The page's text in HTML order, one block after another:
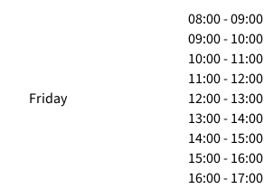
Friday
08:00 - 09:00
09:00 - 10:00
10:00 - 11:00
11:00 - 12:00
12:00 - 13:00
13:00 - 14:00
14:00 - 15:00
15:00 - 16:00
16:00 - 17:00